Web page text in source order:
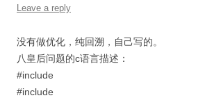
Leave a reply
没有做优化，纯回溯，自己写的。
八皇后问题的c语言描述：
#include
#include